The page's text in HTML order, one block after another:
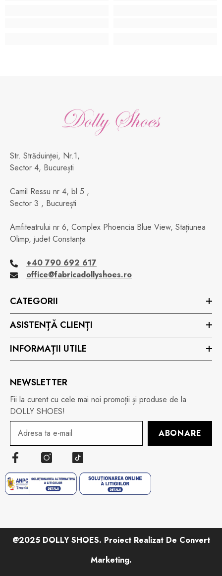
Str. Străduinței, Nr.1,
Sector 4, București
Camil Ressu nr 4, bl 5 ,
Sector 3 , București
Amfiteatrului nr 6, Complex Phoencia Blue View, Stațiunea
Olimp, judet Constanța
+40 790 692 617
office@fabricadollyshoes.ro
CATEGORII
ASISTENȚĂ CLIENȚI
INFORMAȚII UTILE
NEWSLETTER
Fii la curent cu cele mai noi promoții și produse de la
DOLLY SHOES!
ABONARE
@2025 DOLLY SHOES. Proiect Realizat De Convert
Marketing.